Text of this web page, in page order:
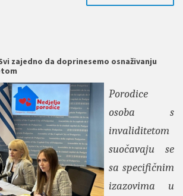
zajedno da doprinesemo osnaživanju
Porodice
osoba s
invaliditetom
suočavaju se
sa specifičnim
izazovima u